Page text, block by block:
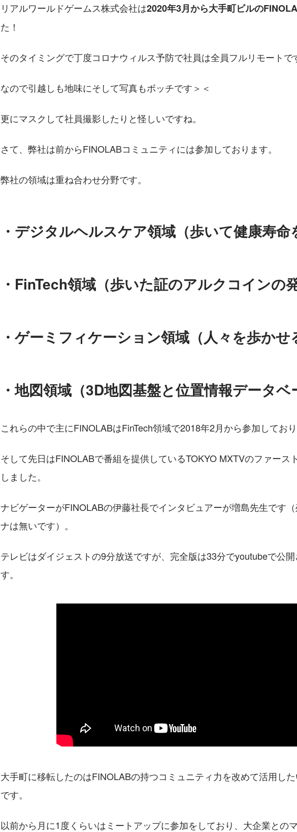
リアルワールドゲームス株式会社は2020年3月から大手町ビルの
た！
そのタイミングで丁度コロナウィルス予防で社員は全員フルリモートで
なので引越しも地味にそして写真もボッチです＞＜
更にマスクして社員撮影したりと怪しいですね。
さて、弊社は前からFINOLABコミュニティには参加しております。
弊社の領域は重ね合わせ分野です。
・デジタルヘルスケア領域（歩いて健康寿命
・FinTech領域（歩いた証のアルクコインの
・ゲーミフィケーション領域（人々を歩かせ
・地図領域（3D地図基盤と位置情報データベ
これらの中で主にFINOLABはFinTech領域で2018年2月から参加しており
そして先日はFINOLABで番組を提供しているTOKYO MXTVのファース
しました。
ナビゲーターがFINOLABの伊藤社長でインタビュアーが増島先生です
ナは無いです）。
テレビはダイジェストの9分放送ですが、完全版は33分でyoutubeで公開
す。
大手町に移転したのはFINOLABの持つコミュニティ力を改めて活用し
です。
以前から月に1度くらいはミートアップに参加をしており、大企業との